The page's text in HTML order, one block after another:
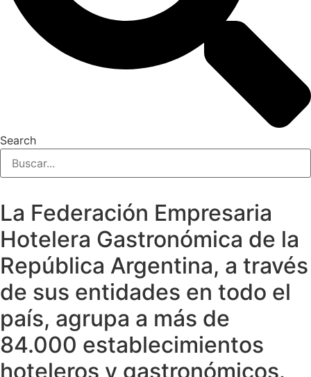
Search
La Federación Empresaria
Hotelera Gastronómica de la
República Argentina, a través
de sus entidades en todo el
país, agrupa a más de
84.000 establecimientos
hoteleros y gastronómicos.